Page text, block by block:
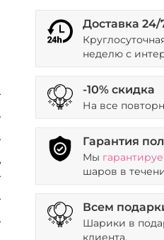
Доставка 24/
неделю с
-10% скидка
На все
Гарантия
Мы
шаров в
Всем
Шарики в
клиента.